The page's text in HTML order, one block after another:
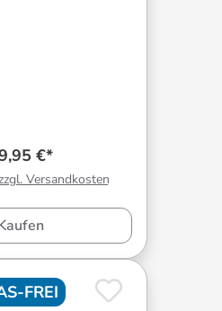
€*
Versandkosten
FREI